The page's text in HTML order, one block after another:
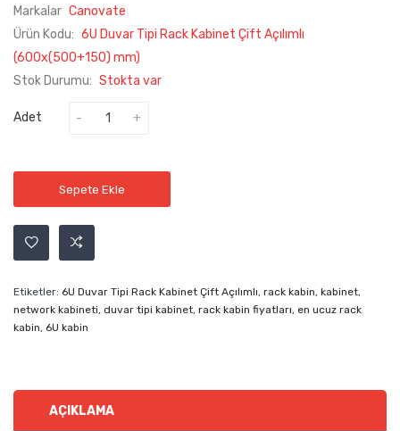
Markalar Canovate
Ürün Kodu: 6U Duvar Tipi Rack Kabinet Çift Açılımlı
(600x(500+150) mm)
Stok Durumu: Stokta var
Adet
Sepete Ekle
Etiketler: 6U Duvar Tipi Rack Kabinet Çift Açılımlı, rack kabin, kabinet,
network kabineti, duvar tipi kabinet, rack kabin fiyatları, en ucuz rack
kabin, 6U kabin
AÇIKLAMA